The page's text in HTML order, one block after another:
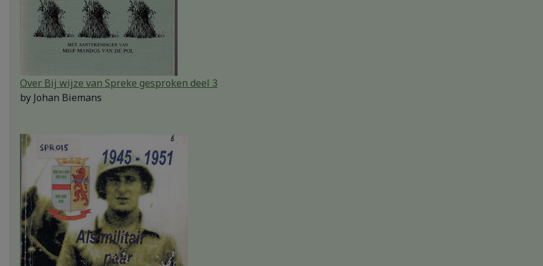
Over Bij wijze van Spreke gesproken deel 3
by Johan Biemans